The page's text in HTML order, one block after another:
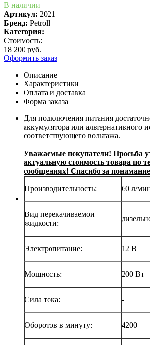
В наличии
Артикул: 2021
Бренд: Petroll
Категория:
Стоимость:
18 200 руб.
Оформить заказ
Описание
Характеристики
Оплата и доставка
Форма заказа
Для подключения питания
аккумулятора или альтернативного
соответствующего вольтажа.
Уважаемые покупатели! Просьба
актуальную стоимость товара по
сообщениях! Спасибо за
Производительность: 60 л/мин
Вид перекачиваемой
жидкости:
Электропитание: 12 В
Мощность: 200 Вт
Сила тока: -
Оборотов в минуту: 4200